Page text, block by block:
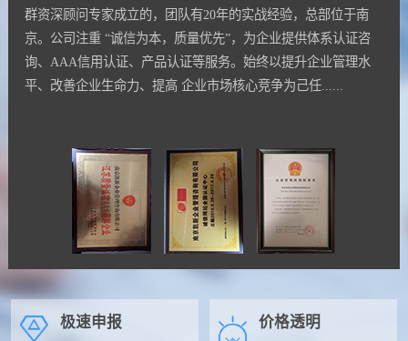
群资深顾问专家成立的，团队有20年的实战经验，总部位于南
京。公司注重 “诚信为本，质量优先”，为企业提供体系认证咨
询、AAA信用认证、产品认证等服务。始终以提升企业管理水
平、改善企业生命力、提高 企业市场核心竞争为己任......
极速申报 价格透明